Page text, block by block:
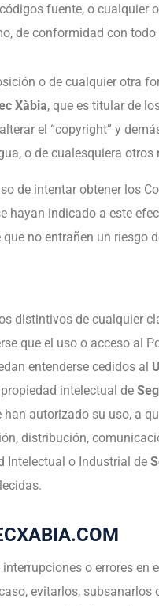
fuente, o cualquier
de conformidad con todo
o de cualquier otra
Xàbia, que es titular de
el “copyright” y
o de cualesquiera
de intentar obtener los
indicado a este
no entrañen un riesgo
distintivos de cualquier
que el uso o acceso al
entenderse cedidos al
intelectual de
han autorizado su uso, a
distribución,
Intelectual o Industrial de
o errores en
evitarlos,